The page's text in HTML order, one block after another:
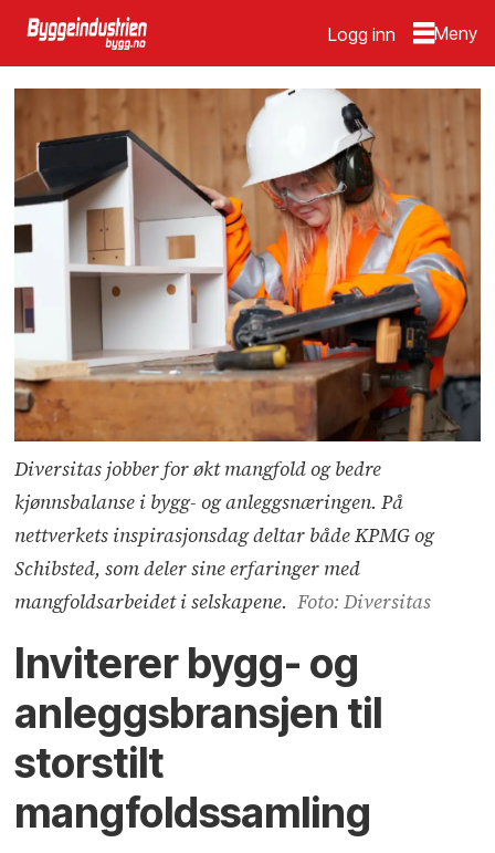
Logg inn
Diversitas jobber for økt mangfold og bedre
kjønnsbalanse i bygg- og anleggsnæringen. På
nettverkets inspirasjonsdag deltar både KPMG og
Schibsted, som deler sine erfaringer med
mangfoldsarbeidet i selskapene. Foto: Diversitas
Inviterer bygg- og
anleggsbransjen til
storstilt
mangfoldssamling